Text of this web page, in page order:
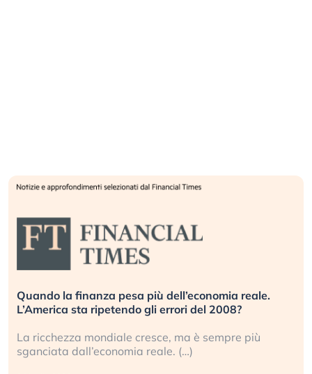
Quando la finanza pesa più dell’economia reale.
L’America sta ripetendo gli errori del 2008?
La ricchezza mondiale cresce, ma è sempre più
sganciata dall’economia reale. (…)